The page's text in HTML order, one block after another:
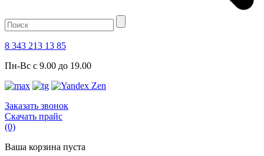
8 343 213 13 85
Пн-Вс с 9.00 до 19.00
Заказать звонок
Скачать прайс
(0)
Ваша корзина пуста